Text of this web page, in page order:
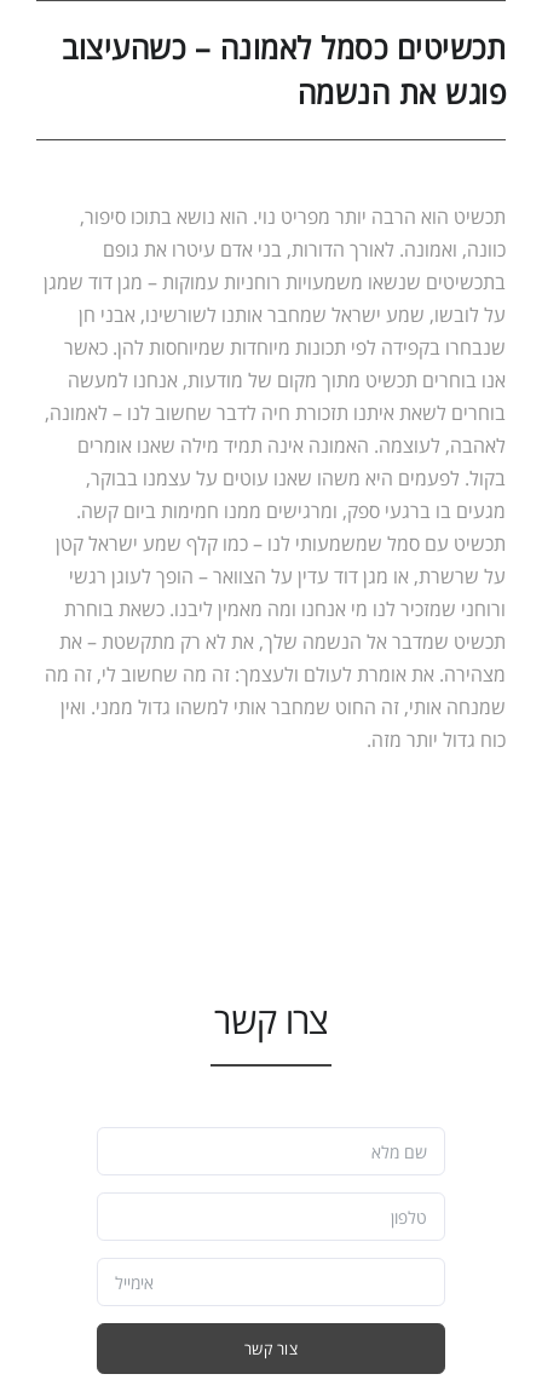
תכשיטים כסמל לאמונה – כשהעיצוב
פוגש את הנשמה
תכשיט הוא הרבה יותר מפריט נוי. הוא נושא בתוכו סיפור,
כוונה, ואמונה. לאורך הדורות, בני אדם עיטרו את גופם
בתכשיטים שנשאו משמעויות רוחניות עמוקות – מגן דוד שמגן
על לובשו, שמע ישראל שמחבר אותנו לשורשינו, אבני חן
שנבחרו בקפידה לפי תכונות מיוחדות שמיוחסות להן. כאשר
אנו בוחרים תכשיט מתוך מקום של מודעות, אנחנו למעשה
בוחרים לשאת איתנו תזכורת חיה לדבר שחשוב לנו – לאמונה,
לאהבה, לעוצמה. האמונה אינה תמיד מילה שאנו אומרים
בקול. לפעמים היא משהו שאנו עוטים על עצמנו בבוקר,
מגעים בו ברגעי ספק, ומרגישים ממנו חמימות ביום קשה.
תכשיט עם סמל שמשמעותי לנו – כמו קלף שמע ישראל קטן
על שרשרת, או מגן דוד עדין על הצוואר – הופך לעוגן רגשי
ורוחני שמזכיר לנו מי אנחנו ומה מאמין ליבנו. כשאת בוחרת
תכשיט שמדבר אל הנשמה שלך, את לא רק מתקשטת – את
מצהירה. את אומרת לעולם ולעצמך: זה מה שחשוב לי, זה מה
שמנחה אותי, זה החוט שמחבר אותי למשהו גדול ממני. ואין
כוח גדול יותר מזה.
צרו קשר
צור קשר